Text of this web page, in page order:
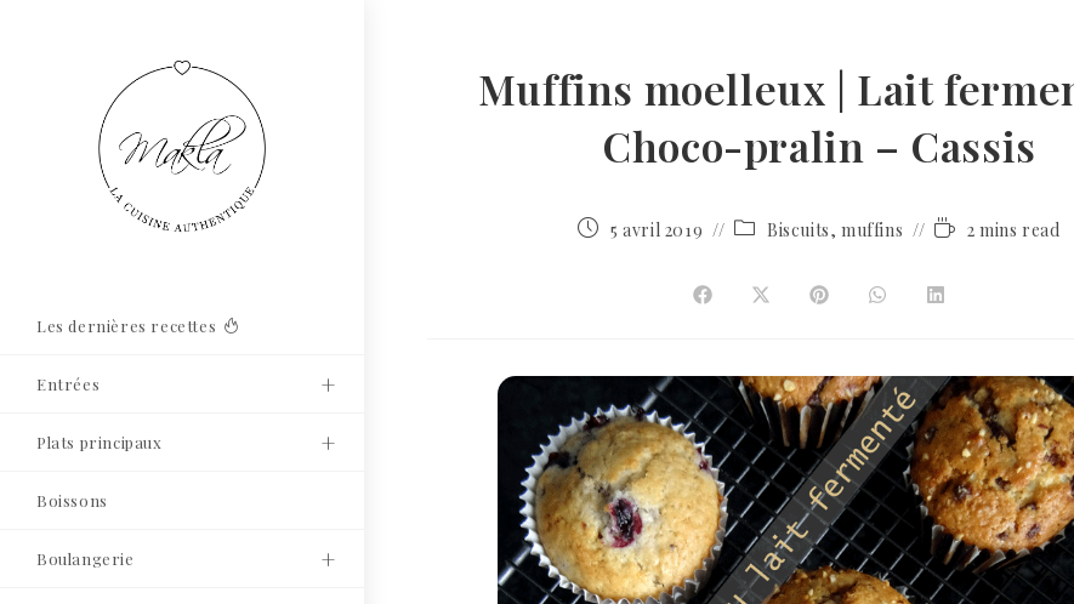
Les dernières recettes
Entrées
Plats principaux
Boissons
Boulangerie
Muffins moelleux | Lait
Choco-pralin – Cassis
5 avril 2019 Biscuits, muffins 2 mins read